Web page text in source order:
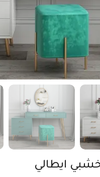
ايطالي